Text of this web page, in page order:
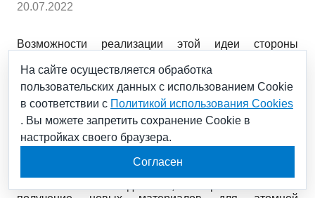
20.07.2022
Возможности реализации этой идеи стороны
кафедры № 9 «Физические проблемы
материаловедения» Национального
исследовательского ядерного университета «МИФИ»
(НИЯУ МИФИ) в АО «НИИ НПО «ЛУЧ» (входит в
научный дивизион Госкорпорации «Росатом» – АО
«Наука и инновации»).
На сайте осуществляется обработка
пользовательских данных с использованием Cookie
в соответствии с Политикой использования Cookies
. Вы можете запретить сохранение Cookie в
настройках своего браузера.
Согласен